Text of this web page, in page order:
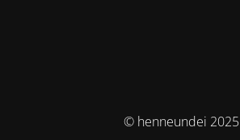
© henneundei 2025